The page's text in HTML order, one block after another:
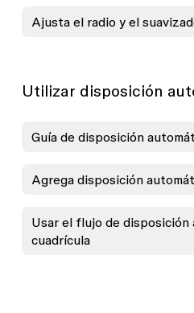
Ajusta el radio y el
Utilizar disposición
Guía de disposición
Agrega disposición
Usar el flujo de disposición
cuadrícula